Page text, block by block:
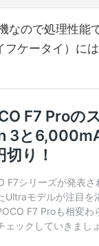
なので処理性能
フケータイ）に